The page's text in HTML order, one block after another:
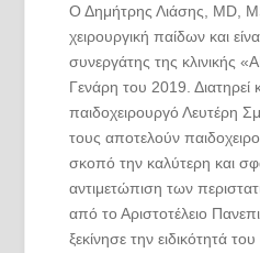
Ο Δημήτρης Λιάσης, MD,
χειρουργική παίδων και
συνεργάτης της κλινικής
Γενάρη του 2019. Διατηρεί
παιδοχειρουργό Λευτέρη
τους αποτελούν
σκοπό την καλύτερη και
αντιμετώπιση των
από το Αριστοτέλειο
ξεκίνησε την ειδικότητά